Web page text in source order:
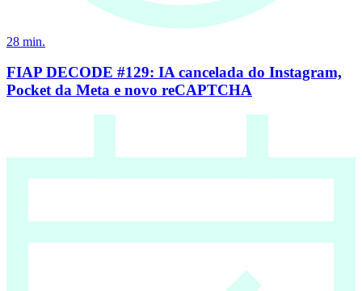
28 min.
FIAP DECODE #129: IA cancelada do Instagram,
Pocket da Meta e novo reCAPTCHA